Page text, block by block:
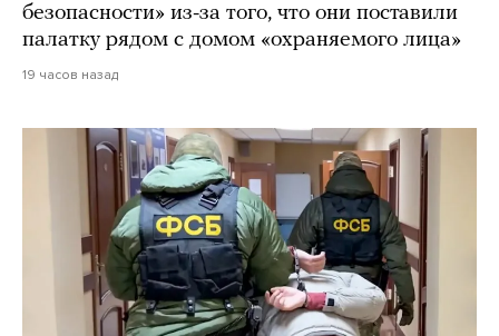
безопасности» из-за того, что они поставили
палатку рядом с домом «охраняемого лица»
19 часов назад